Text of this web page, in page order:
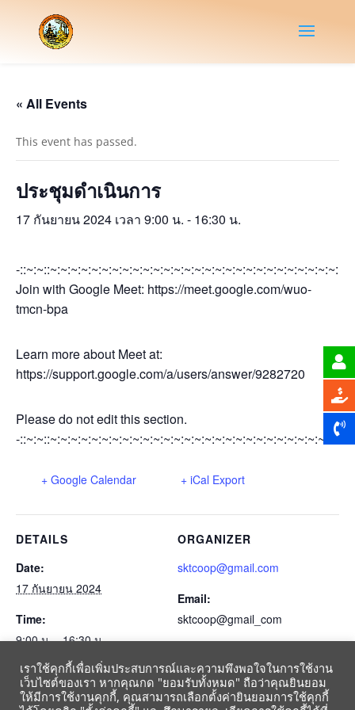
« All Events
This event has passed.
ประชุมดำเนินการ
17 กันยายน 2024 เวลา 9:00 น. - 16:30 น.
-
Join with Google Meet: https://meet.google.com/wuo-
tmcn-bpa
Learn more about Meet at:
https://support.google.com/a/users/answer/9282720
Please do not edit this section.
-
+ Google Calendar + iCal Export
DETAILS
Date:
17 กันยายน 2024
Time:
9:00 น. - 16:30 น.
Event Category:
ปฏิทินสหกรณ์-gmail-2564
ORGANIZER
sktcoop@gmail.com
Email:
sktcoop@gmail_com
เราใช้คุกกี้เพื่อเพิ่มประสบการณ์และความพึงพอใจในการใช้งาน
เว็บไซต์ของเรา หากคุณกด "ยอมรับทั้งหมด" ถือว่าคุณยินยอม
ให้มีการใช้งานคุกกี้, คุณสามารถเลือกตั้งค่ายินยอมการใช้คุกกี้